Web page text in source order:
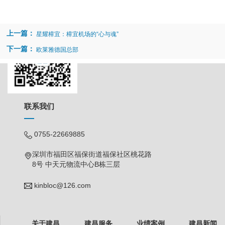
上一篇： 星耀樟宜：樟宜机场的“心与魂”
下一篇： 欧莱雅德国总部
联系我们
0755-22669885
深圳市福田区福保街道福保社区桃花路
8号 中天元物流中心B栋三层
kinbloc@126.com
关于建昌 建昌服务 业绩案例 建昌新闻